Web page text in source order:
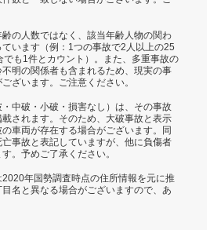
齢の人数ではなく、該当年齢人物の関わ
います（例：1つの事故で2人以上の25
でも1件とカウント）。また、多重事故の
明の関係者も含まれるため、現実の事
ざいます。ご注意ください。
・中破・小破・損害なし）は、その事故
されます。そのため、大破事故と表示
車両が存在する場合がございます。同
事故と表記していますが、他に負傷者
。予めご了承ください。
2020年国勢調査時点の住所情報を元に推
名と異なる場合がございますので、あ